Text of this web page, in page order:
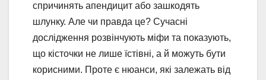
спричинять апендицит або зашкодять
шлунку. Але чи правда це? Сучасні
дослідження розвінчують міфи та показують,
що кісточки не лише їстівні, а й можуть бути
корисними. Проте є нюанси, які залежать від